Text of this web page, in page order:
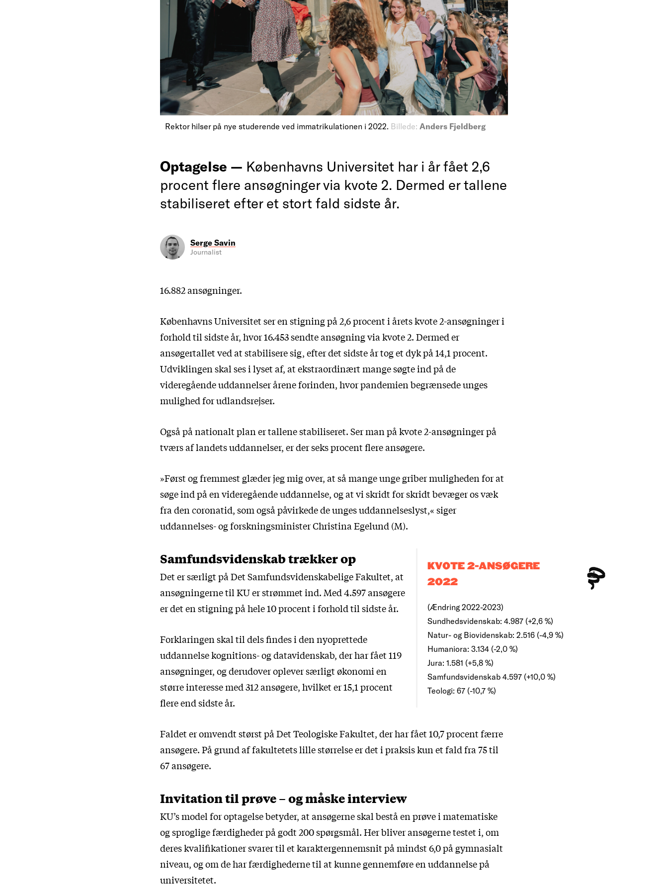
Rektor hilser på nye studerende ved immatrikulationen i 2022. Billede: Anders Fjeldberg
Optagelse — Københavns Universitet har i år fået 2,6
procent flere ansøgninger via kvote 2. Dermed er tallene
stabiliseret efter et stort fald sidste år.
Serge Savin
Journalist
16.882 ansøgninger.
Københavns Universitet ser en stigning på 2,6 procent i årets kvote 2-ansøgninger i
forhold til sidste år, hvor 16.453 sendte ansøgning via kvote 2. Dermed er
ansøgertallet ved at stabilisere sig, efter det sidste år tog et dyk på 14,1 procent.
Udviklingen skal ses i lyset af, at ekstraordinært mange søgte ind på de
videregående uddannelser årene forinden, hvor pandemien begrænsede unges
mulighed for udlandsrejser.
Også på nationalt plan er tallene stabiliseret. Ser man på kvote 2-ansøgninger på
tværs af landets uddannelser, er der seks procent flere ansøgere.
»Først og fremmest glæder jeg mig over, at så mange unge griber muligheden for at
søge ind på en videregående uddannelse, og at vi skridt for skridt bevæger os væk
fra den coronatid, som også påvirkede de unges uddannelseslyst,« siger
uddannelses- og forskningsminister Christina Egelund (M).
KVOTE 2-ANSØGERE
2022
(Ændring 2022-2023)
Sundhedsvidenskab: 4.987 (+2,6 %)
Natur- og Biovidenskab: 2.516 (-4,9 %)
Humaniora: 3.134 (-2,0 %)
Jura: 1.581 (+5,8 %)
Samfundsvidenskab 4.597 (+10,0 %)
Teologi: 67 (-10,7 %)
Samfundsvidenskab trækker op
Det er særligt på Det Samfundsvidenskabelige Fakultet, at
ansøgningerne til KU er strømmet ind. Med 4.597 ansøgere
er det en stigning på hele 10 procent i forhold til sidste år.
Forklaringen skal til dels findes i den nyoprettede
uddannelse kognitions- og datavidenskab, der har fået 119
ansøgninger, og derudover oplever særligt økonomi en
større interesse med 312 ansøgere, hvilket er 15,1 procent
flere end sidste år.
Faldet er omvendt størst på Det Teologiske Fakultet, der har fået 10,7 procent færre
ansøgere. På grund af fakultetets lille størrelse er det i praksis kun et fald fra 75 til
67 ansøgere.
Invitation til prøve – og måske interview
KU’s model for optagelse betyder, at ansøgerne skal bestå en prøve i matematiske
og sproglige færdigheder på godt 200 spørgsmål. Her bliver ansøgerne testet i, om
deres kvalifikationer svarer til et karaktergennemsnit på mindst 6,0 på gymnasialt
niveau, og om de har færdighederne til at kunne gennemføre en uddannelse på
universitetet.